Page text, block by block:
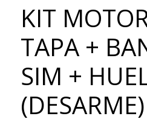
KIT
TAPA +
SIM +
(DESARME)